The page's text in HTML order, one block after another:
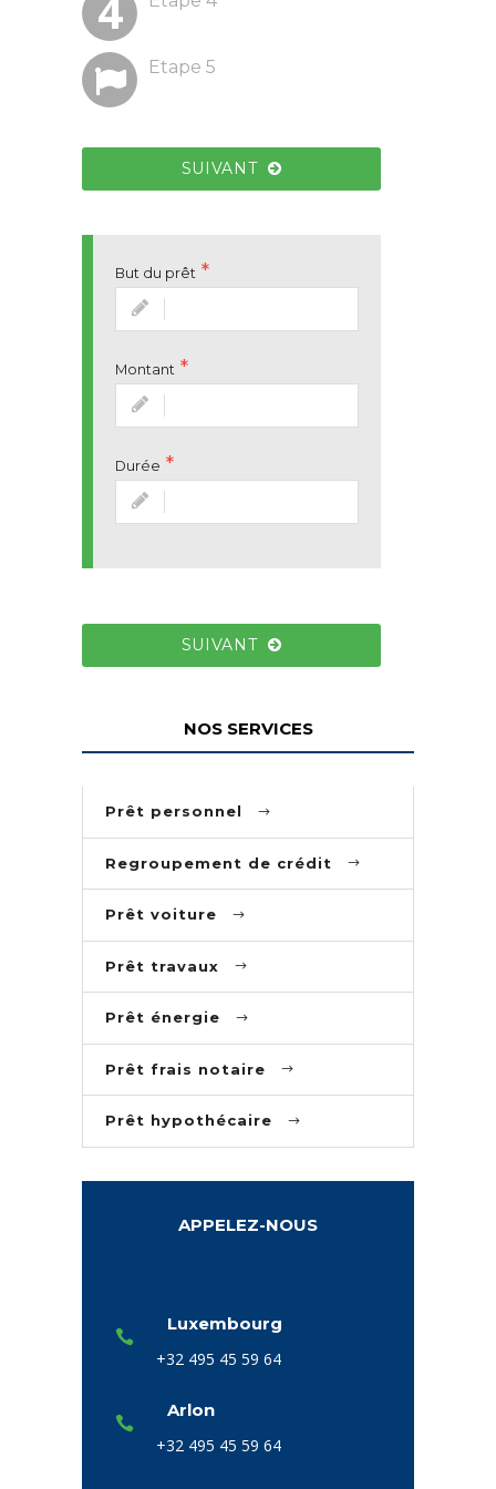
suivante)
Informations de l'emprunteur
2
Etape 5
SUIVANT
But du prêt
Montant
Durée
SUIVANT
NOS SERVICES
Prêt personnel
Regroupement de crédit
Prêt voiture
Prêt travaux
Prêt énergie
Prêt frais notaire
Prêt hypothécaire
APPELEZ-NOUS
Luxembourg
+32 495 45 59 64
Arlon
+32 495 45 59 64